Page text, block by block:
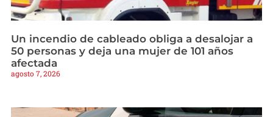
Un incendio de cableado obliga a desalojar a
50 personas y deja una mujer de 101 años
afectada
agosto 7, 2026